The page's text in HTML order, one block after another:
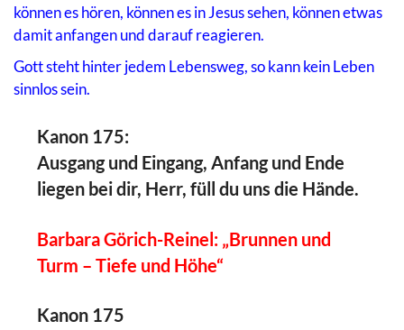
können es hören, können es in Jesus sehen, können etwas
damit anfangen und darauf reagieren.
Gott steht hinter jedem Lebensweg, so kann kein Leben
sinnlos sein.
Kanon 175:
Ausgang und Eingang, Anfang und Ende
liegen bei dir, Herr, füll du uns die Hände.
Barbara Görich-Reinel: „Brunnen und
Turm – Tiefe und Höhe“
Kanon 175